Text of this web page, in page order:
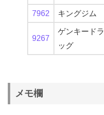
7962 キングジム
9267
ゲンキードラ
ッグ
メモ欄